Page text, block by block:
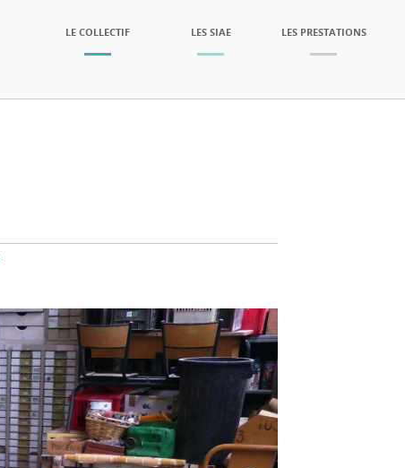
LE COLLECTIF LES SIAE LES PRESTATIONS